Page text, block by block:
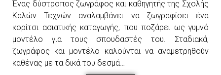
Ένας δύστροπος ζωγράφος και καθηγητής της Σχολής
Καλών Τεχνών αναλαμβάνει να ζωγραφίσει ένα
κορίτσι ασιατικής καταγωγής, που ποζάρει ως γυμνό
μοντέλο για τους σπουδαστές του. Σταδιακά,
ζωγράφος και μοντέλο καλούνται να αναμετρηθούν
καθένας με τα δικά του δεσμά…